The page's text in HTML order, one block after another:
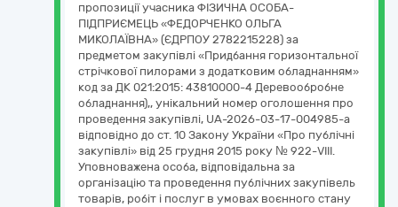
пропозиції учасника ФІЗИЧНА ОСОБА-
ПІДПРИЄМЕЦЬ «ФЕДОРЧЕНКО ОЛЬГА
МИКОЛАЇВНА» (ЄДРПОУ 2782215228) за
предметом закупівлі «Придбання горизонтальної
стрічкової пилорами з додатковим обладнанням»
код за ДК 021:2015: 43810000-4 Деревообробне
обладнання),, унікальний номер оголошення про
проведення закупівлі, UA-2026-03-17-004985-a
відповідно до ст. 10 Закону України «Про публічні
закупівлі» від 25 грудня 2015 року № 922-VIII.
Уповноважена особа, відповідальна за
організацію та проведення публічних закупівель
товарів, робіт і послуг в умовах воєнного стану